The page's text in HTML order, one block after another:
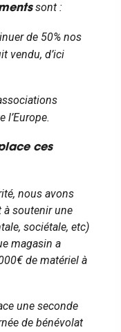
sont :
de 50% nos
vendu, d’ici
l’Europe.
ces
nous avons
à soutenir une
sociétale, etc)
magasin a
de matériel à
une seconde
de bénévolat